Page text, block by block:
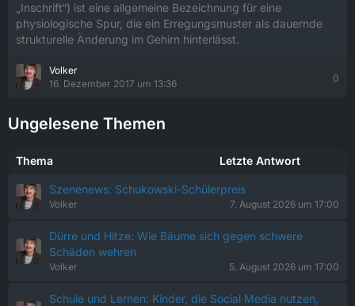
„Inschrift“) ist eine allgemeine Bezeichnung für eine
physiologische Spur, die ein Erregungsmuster als dauernde
strukturelle Änderung im Gehirn hinterlässt.
Volker
16. Dezember 2017 um 13:36
0
Ungelesene Themen
Thema Letzte Antwort
Szenenews: Schukowski-Schülerpreis
Volker 7. August 2026 um 17:00
Dürre und Hitze: Wie Bäume sich gegen schwere
Schäden wehren
Volker 5. August 2026 um 17:00
Schule und Lernen: Kinder, die Social Media nutzen,